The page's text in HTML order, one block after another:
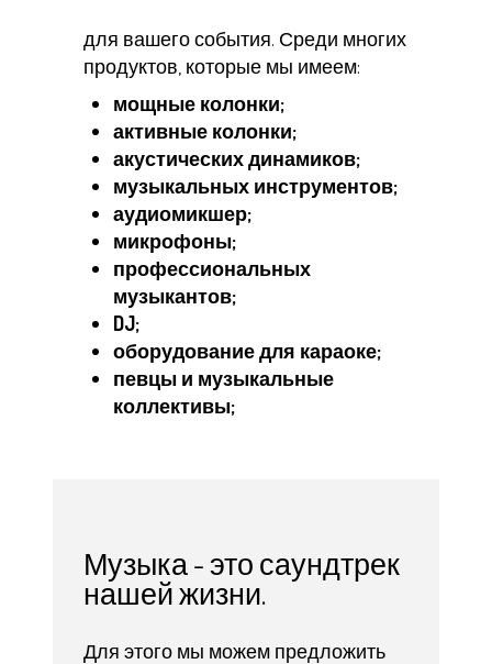
для вашего события. Среди многих
продуктов, которые мы имеем:
мощные колонки;
активные колонки;
акустических динамиков;
музыкальных инструментов;
аудиомикшер;
микрофоны;
профессиональных
музыкантов;
DJ;
оборудование для караоке;
певцы и музыкальные
коллективы;
Музыка - это саундтрек
нашей жизни.
Для этого мы можем предложить